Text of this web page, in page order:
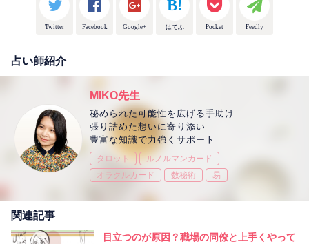
Twitter Facebook Google+ はてぶ Pocket Feedly
占い師紹介
MIKO先生
秘められた可能性を広げる手助け
張り詰めた想いに寄り添い
豊富な知識で力強くサポート
タロット
ルノルマンカード
オラクルカード
数秘術 易
関連記事
目立つのが原因？職場の同僚と上手くやって